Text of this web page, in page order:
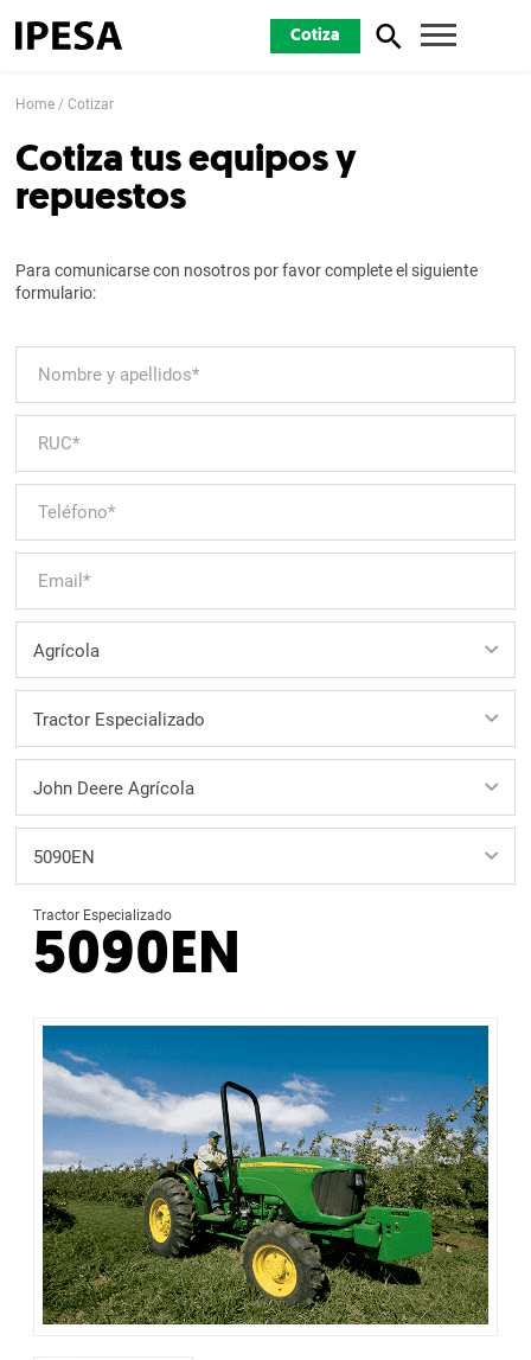
Cotiza
Home Cotizar
Cotiza tus equipos y
repuestos
Para comunicarse con nosotros por favor complete el siguiente
formulario:
Tractor Especializado
5090EN